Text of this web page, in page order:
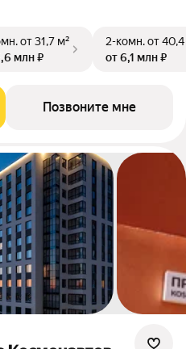
от 31,7 м²
млн ₽
2-комн.от
от 6,1 млн ₽
Позвоните мне